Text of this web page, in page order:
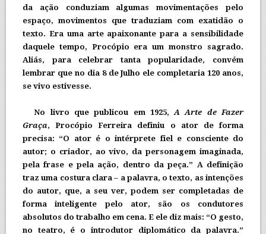
da ação conduziam algumas movimentações pelo
espaço, movimentos que traduziam com exatidão o
texto. Era uma arte apaixonante para a sensibilidade
daquele tempo, Procópio era um monstro sagrado.
Aliás, para celebrar tanta popularidade, convém
lembrar que no dia 8 de Julho ele completaria 120 anos,
se vivo estivesse.
No livro que publicou em 1925,A Arte de Fazer
Graça, Procópio Ferreira definiu o ator de forma
precisa: “O ator é o intérprete fiel e consciente do
autor; o criador, ao vivo, da personagem imaginada,
pela frase e pela ação, dentro da peça.” A definição
traz uma costura clara – a palavra, o texto, as intenções
do autor, que, a seu ver, podem ser completadas de
forma inteligente pelo ator, são os condutores
absolutos do trabalho em cena. E ele diz mais: “O gesto,
no teatro, é o introdutor diplomático da palavra.”